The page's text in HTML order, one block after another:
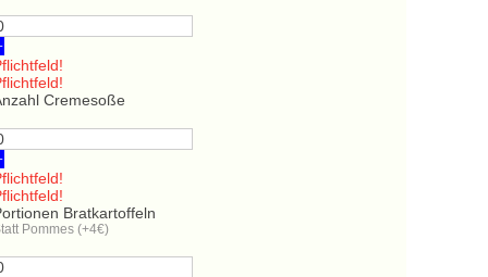
Cremesoße
Bratkartoffeln
Pommes (+4€)